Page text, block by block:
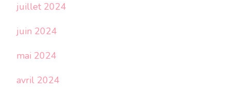
juillet 2024
juin 2024
mai 2024
avril 2024